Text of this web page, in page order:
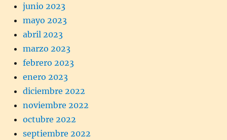
junio 2023
mayo 2023
abril 2023
marzo 2023
febrero 2023
enero 2023
diciembre 2022
noviembre 2022
octubre 2022
septiembre 2022